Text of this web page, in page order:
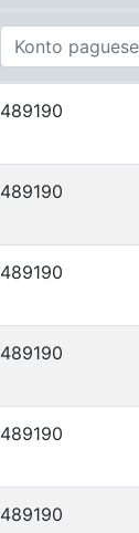
489190
489190
489190
489190
489190
489190